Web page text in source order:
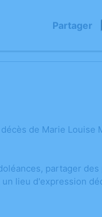
Partager
de Marie
partager
lieu d'expression